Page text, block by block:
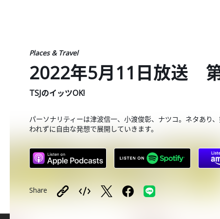
Places & Travel
2022年5月11日放送
TSJのイッツOK!
パーソナリティーは津波信一、小渡俊彰、ナツコ。ネタあり
われずに自由な発想で展開していきます。
Share